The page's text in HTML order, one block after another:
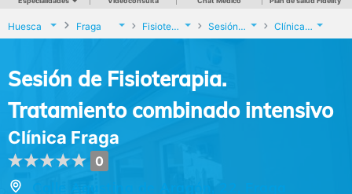
Huesca Fraga Fisioterapia Sesión de Fisioterapia. Tratamiento combinado intensivo Clínica Fraga
Sesión de Fisioterapia.
Tratamiento combinado intensivo
Clínica Fraga
0